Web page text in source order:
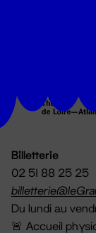
Billetterie
02 51 88 25 25
Du lundi au
🚨 Accueil